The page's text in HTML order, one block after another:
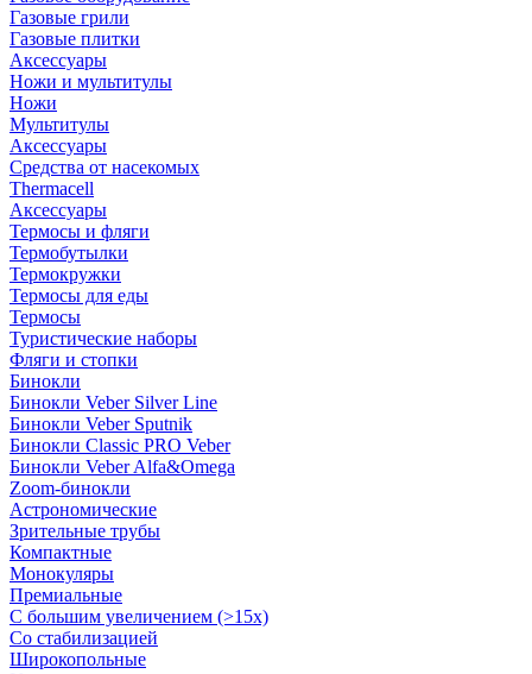
Газовые грили
Газовые плитки
Аксессуары
Ножи и мультитулы
Ножи
Мультитулы
Аксессуары
Средства от насекомых
Thermacell
Аксессуары
Термосы и фляги
Термобутылки
Термокружки
Термосы для еды
Термосы
Туристические наборы
Фляги и стопки
Бинокли
Бинокли Veber Silver Line
Бинокли Veber Sputnik
Бинокли Classic PRO Veber
Бинокли Veber Alfa&Omega
Zoom-бинокли
Астрономические
Зрительные трубы
Компактные
Монокуляры
Премиальные
С большим увеличением (>15x)
Со стабилизацией
Широкопольные